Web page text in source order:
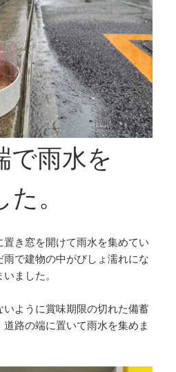
で雨水を
。
き窓を開けて雨水を集めてい
で建物の中がびしょ濡れにな
ました。
ように賞味期限の切れた備蓄
路の端に置いて雨水を集めま